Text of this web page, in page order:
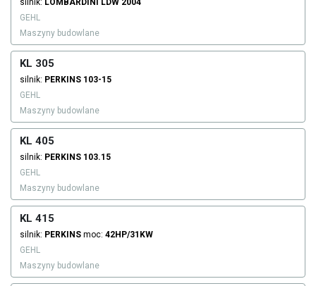
silnik: LOMBARDINI
LDW 2004
GEHL
Maszyny budowlane
KL 305
silnik: PERKINS 103-15
GEHL
Maszyny budowlane
KL 405
silnik: PERKINS 103.15
GEHL
Maszyny budowlane
KL 415
silnik: PERKINS moc: 42HP/31KW
GEHL
Maszyny budowlane